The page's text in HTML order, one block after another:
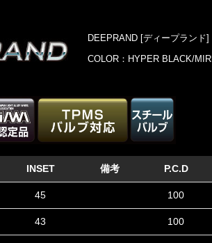
DEEPRAND [ディープランド]
COLOR：HYPER BLACK/
INSET 備考 P.C.D
45 100
43 100